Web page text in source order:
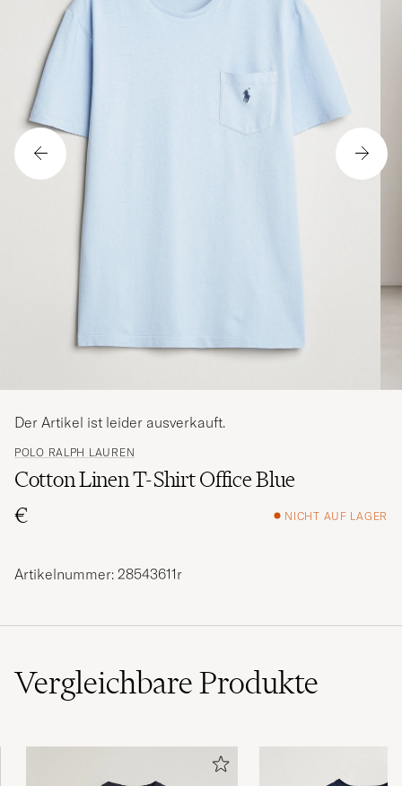
POLO RALPH LAUREN
Cotton Linen T-Shirt Office Blue
€
NICHT AUF LAGER
Der Artikel ist leider ausverkauft.
Artikelnummer: 28543611r
VergleichbareProdukte